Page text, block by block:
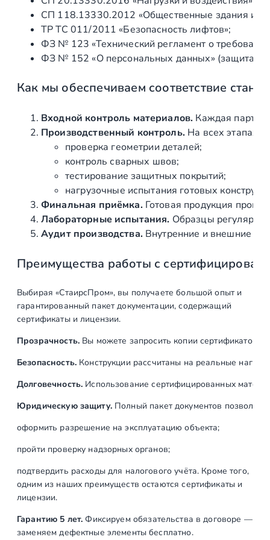
СП 118.13330.2012 «Общественные здания и
ТР ТС 011/2011 «Безопасность лифтов»;
ФЗ № 123 «Технический регламент о
ФЗ № 152 «О персональных данных» (защита
Как мы обеспечиваем соответствие
Входной контроль материалов. Каждая партия
Производственный контроль.На всех этапах
проверка геометрии деталей;
контроль сварных швов;
тестирование защитных покрытий;
нагрузочные испытания готовых
Финальная приёмка.Готовая продукция
Лабораторные испытания. Образцы регулярно
Аудит производства.Внутренние и внешние
Преимущества работы с
Выбирая «СтаирсПром», вы получаете большой опыт и
гарантированный пакет документации, содержащий
сертификаты и лицензии.
Прозрачность.Вы можете запросить копии сертификатов
Безопасность.Конструкции рассчитаны на реальные
Долговечность. Использование сертифицированных
Юридическую защиту.Полный пакет документов позволяет:
оформить разрешение на эксплуатацию объекта;
пройти проверку надзорных органов;
подтвердить расходы для налогового учёта. Кроме того,
одним из наших преимуществ остаются сертификаты и
лицензии.
Гарантию 5 лет. Фиксируем обязательства в договоре —
заменяем дефектные элементы бесплатно.